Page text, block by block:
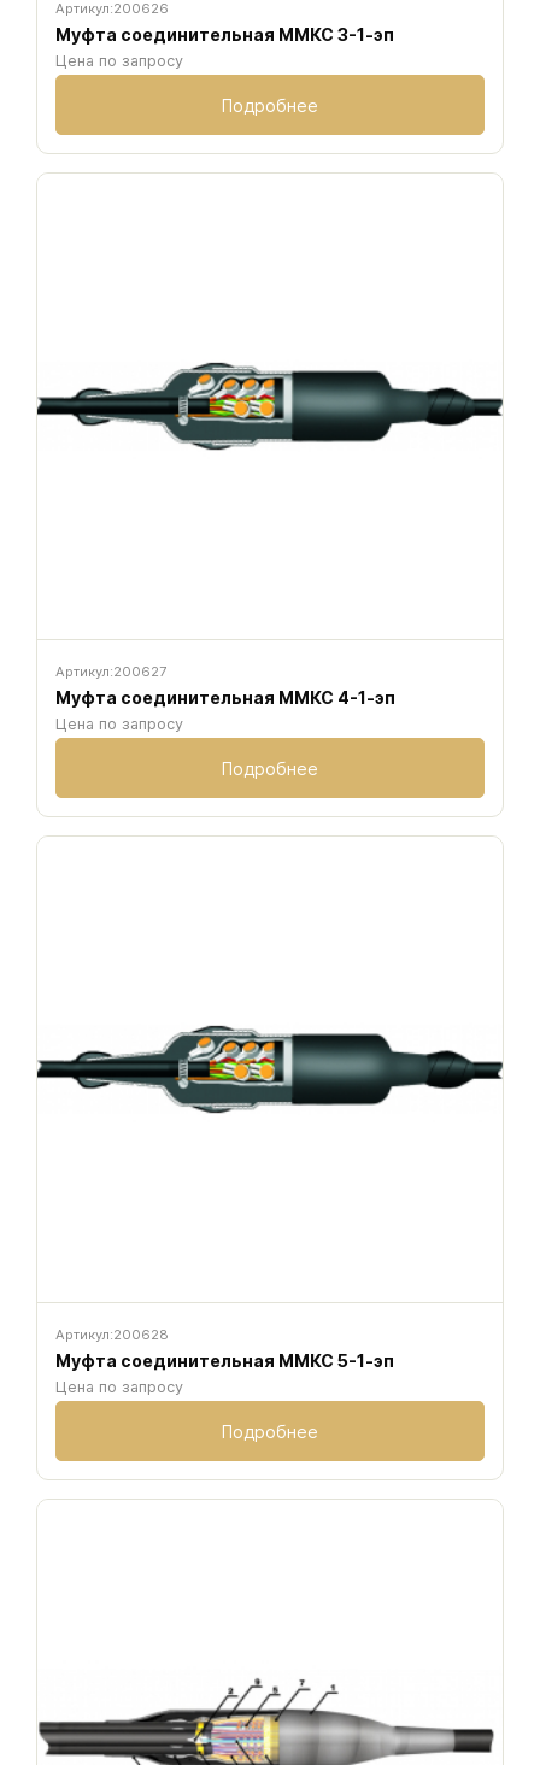
Артикул:200626
Муфта соединительная ММКС 3-1-эп
Цена по запросу
Подробнее
Артикул:200627
Муфта соединительная ММКС 4-1-эп
Цена по запросу
Подробнее
Артикул:200628
Муфта соединительная ММКС 5-1-эп
Цена по запросу
Подробнее